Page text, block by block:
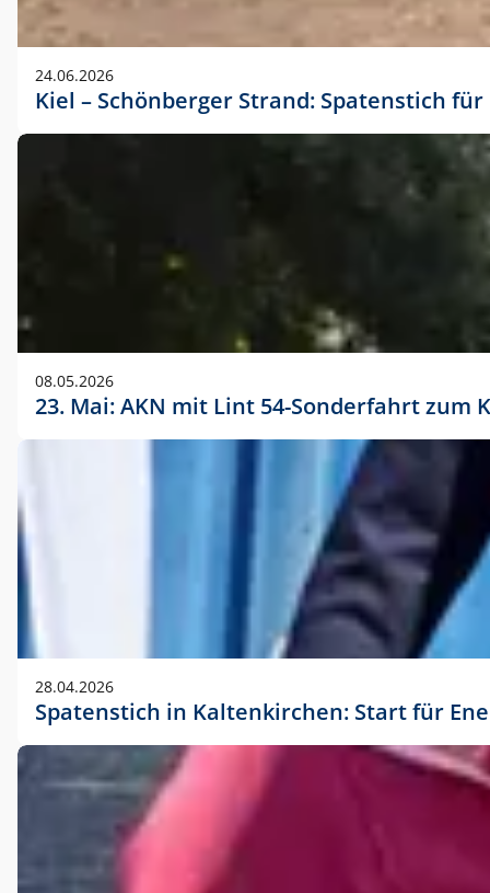
24.06.2026
Kiel – Schönberger Strand: Spatenstich
08.05.2026
23. Mai: AKN mit Lint 54-Sonderfahrt
28.04.2026
Spatenstich in Kaltenkirchen: Start für